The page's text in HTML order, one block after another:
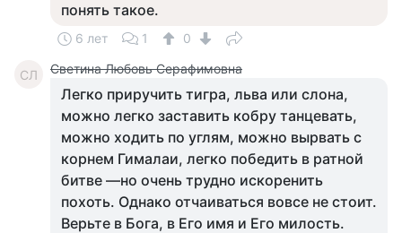
понять такое.
6 лет 1 0
СЛ Светина Любовь Серафимовна
Легко приручить тигра, льва или слона,
можно легко заставить кобру танцевать,
можно ходить по углям, можно вырвать с
корнем Гималаи, легко победить в ратной
битве —но очень трудно искоренить
похоть. Однако отчаиваться вовсе не стоит.
Верьте в Бога, в Его имя и Его милость.